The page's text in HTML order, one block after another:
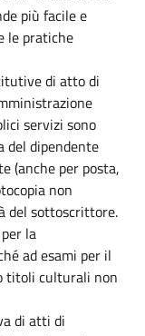
più facile e
le pratiche
di atto di
servizi sono
del dipendente
(anche per posta,
non
del sottoscrittore.
la
ad esami per il
titoli culturali non
di atti di